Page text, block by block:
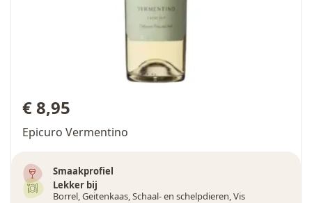
€ 8,95
Epicuro Vermentino
Smaakprofiel
Lekker bij
Borrel, Geitenkaas, Schaal- en schelpdieren, Vis